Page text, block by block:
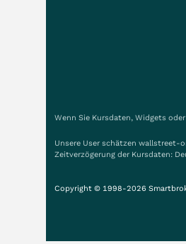
Wenn Sie Kursdaten, Widgets
Unsere User schätzen wallstreet-
Zeitverzögerung der Kursdaten:
Copyright © 1998-2026